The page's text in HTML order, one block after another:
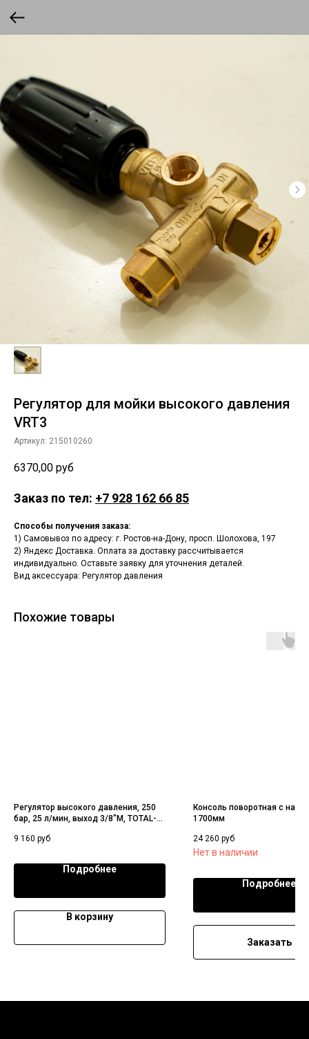
Регулятор для мойки высокого давления
VRT3
Артикул: 215010260
6370,00 руб
Заказ по тел: +7 928 162 66 85
Способы получения заказа:
1) Самовывоз по адресу: г. Ростов-на-Дону, просп. Шолохова, 197
2) Яндекс Доставка. Оплата за доставку рассчитывается
индивидуально. Оставьте заявку для уточнения деталей.
Вид аксессуара: Регулятор давления
Похожие товары
Регулятор высокого давления, 250
бар, 25 л/мин, выход 3/8"М, TOTAL-
9 160 руб
Подробнее
В корзину
Консоль поворотная с
1700мм
24 260 руб
Нет в наличии
Подробнее
Заказать